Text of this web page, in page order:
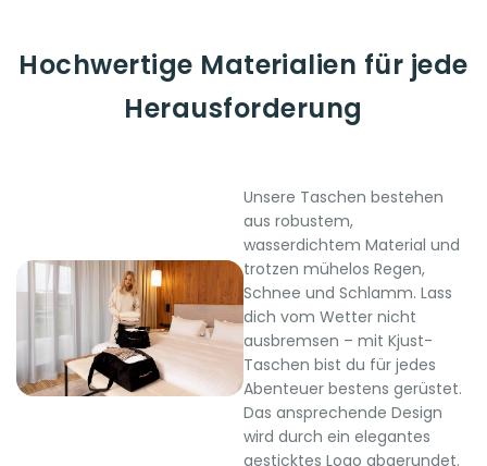
Hochwertige Materialien für jede
Herausforderung
Unsere Taschen bestehen
aus robustem,
wasserdichtem Material und
trotzen mühelos Regen,
Schnee und Schlamm. Lass
dich vom Wetter nicht
ausbremsen – mit Kjust-
Taschen bist du für jedes
Abenteuer bestens gerüstet.
Das ansprechende Design
wird durch ein elegantes
gesticktes Logo abgerundet.